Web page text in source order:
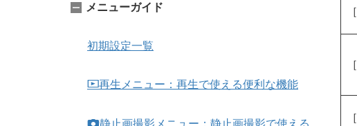
メニューガイド
初期設定一覧
D再生メニュー：再生で使える便利な機能
［
［
［